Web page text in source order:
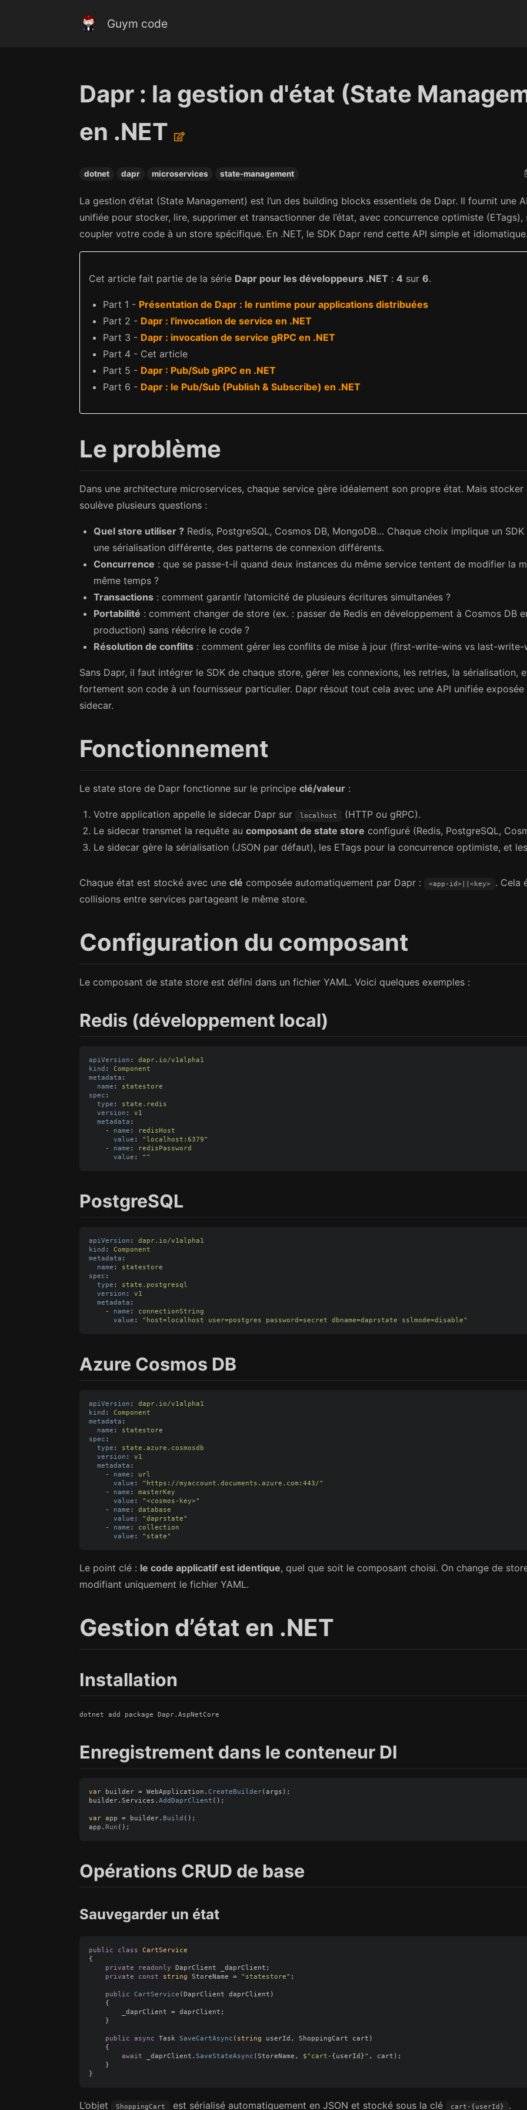
Guym code
Dapr : la gestion d'état (State
en .NET
dotnet dapr microservices state-management
La gestion d’état (State Management) est l’un des building blocks essentiels de Dapr. Il fournit une
unifiée pour stocker, lire, supprimer et transactionner de l’état, avec concurrence optimiste (ETags),
coupler votre code à un store spécifique. En .NET, le SDK Dapr rend cette API simple et
Cet article fait partie de la série Dapr pour les développeurs .NET : 4 sur 6.
Part 1 - Présentation de Dapr : le runtime pour applications distribuées
Part 2 - Dapr : l'invocation de service en .NET
Part 3 - Dapr : invocation de service gRPC en .NET
Part 4 - Cet article
Part 5 - Dapr : Pub/Sub gRPC en .NET
Part 6 - Dapr : le Pub/Sub (Publish & Subscribe) en .NET
Le problème
Dans une architecture microservices, chaque service gère idéalement son propre état. Mais
soulève plusieurs questions :
Quel store utiliser ? Redis, PostgreSQL, Cosmos DB, MongoDB… Chaque choix implique un
une sérialisation différente, des patterns de connexion différents.
Concurrence : que se passe-t-il quand deux instances du même service tentent de modifier la
même temps ?
Transactions : comment garantir l’atomicité de plusieurs écritures simultanées ?
Portabilité : comment changer de store (ex. : passer de Redis en développement à Cosmos DB
production) sans réécrire le code ?
Résolution de conflits : comment gérer les conflits de mise à jour (first-write-wins vs last-write-
Sans Dapr, il faut intégrer le SDK de chaque store, gérer les connexions, les retries, la sérialisation,
fortement son code à un fournisseur particulier. Dapr résout tout cela avec une API unifiée exposée
sidecar.
Fonctionnement
Le state store de Dapr fonctionne sur le principe clé/valeur :
Votre application appelle le sidecar Dapr sur localhost
(HTTP ou gRPC).
Le sidecar transmet la requête au composant de state store configuré (Redis, PostgreSQL,
Le sidecar gère la sérialisation (JSON par défaut), les ETags pour la concurrence optimiste, et
Chaque état est stocké avec une clé composée automatiquement par Dapr : <app-id>||<key>
. Cela
collisions entre services partageant le même store.
Configuration du composant
Le composant de state store est défini dans un fichier YAML. Voici quelques exemples :
Redis (développement local)
apiVersion :
dapr.io/v1alpha1
kind :
Component
metadata :
name :
statestore
spec :
type :
state.redis
version :
v1
metadata :
-
name :
redisHost
value : " localhost:6379"
-
name :
redisPassword
value : " "
PostgreSQL
apiVersion :
dapr.io/v1alpha1
kind :
Component
metadata :
name :
statestore
spec :
type :
state.postgresql
version :
v1
metadata :
-
name :
connectionString
value : " host=localhost user=postgres password=secret dbname=daprstate sslmode=disable"
Azure Cosmos DB
apiVersion :
dapr.io/v1alpha1
kind :
Component
metadata :
name :
statestore
spec :
type :
state.azure.cosmosdb
version :
v1
metadata :
-
name :
url
value : " https://myaccount.documents.azure.com:443/"
-
name :
masterKey
value : "<cosmos-key>"
-
name :
database
value : "daprstate"
-
name :
collection
value : " state"
Le point clé : le code applicatif est identique, quel que soit le composant choisi. On change de
modifiant uniquement le fichier YAML.
Gestion d’état en .NET
Installation
Enregistrement dans le conteneur DI
var builder = WebApplication . CreateBuilder( args );
builder. Services . AddDaprClient ();
var app = builder. Build ();
app . Run ();
Opérations CRUD de base
Sauvegarder un état
public class
CartService
{
private
readonly DaprClient _daprClient ;
private
const string StoreName = "statestore" ;
public CartService ( DaprClient daprClient )
{
_daprClient
= daprClient ;
}
public async Task SaveCartAsync ( string userId , ShoppingCart cart )
{
await
_daprClient . SaveStateAsync ( StoreName , $"cart- { userId }" , cart );
}
}
L’objet ShoppingCart est sérialisé automatiquement en JSON et stocké sous la clé cart-{userId} .